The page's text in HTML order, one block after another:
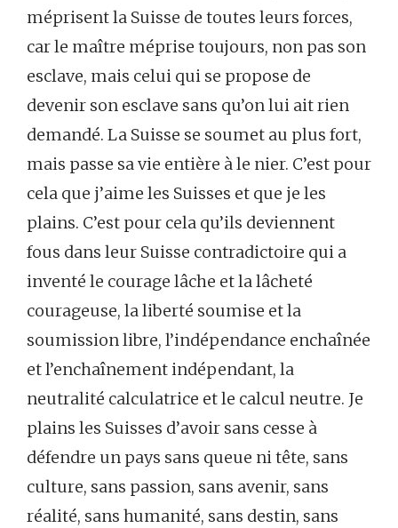
méprisent la Suisse de toutes leurs forces,
car le maître méprise toujours, non pas son
esclave, mais celui qui se propose de
devenir son esclave sans qu’on lui ait rien
demandé. La Suisse se soumet au plus fort,
mais passe sa vie entière à le nier. C’est pour
cela que j’aime les Suisses et que je les
plains. C’est pour cela qu’ils deviennent
fous dans leur Suisse contradictoire qui a
inventé le courage lâche et la lâcheté
courageuse, la liberté soumise et la
soumission libre, l’indépendance enchaînée
et l’enchaînement indépendant, la
neutralité calculatrice et le calcul neutre. Je
plains les Suisses d’avoir sans cesse à
défendre un pays sans queue ni tête, sans
culture, sans passion, sans avenir, sans
réalité, sans humanité, sans destin, sans